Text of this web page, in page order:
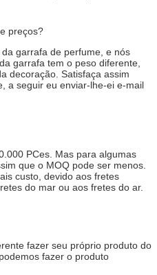
preços?
garrafa de perfume, e nós
garrafa tem o peso diferente,
decoração. Satisfaça assim
a seguir eu enviar-lhe-ei e-mail
PCes. Mas para algumas
que o MOQ pode ser menos.
custo, devido aos fretes
do mar ou aos fretes do ar.
fazer seu próprio produto do
fazer o produto